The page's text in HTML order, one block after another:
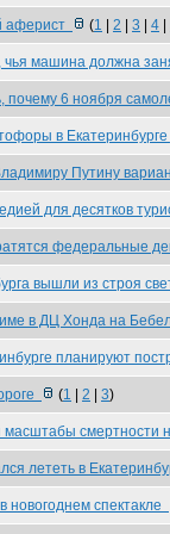
аферист (1 2 3 4
чья машина должна
6 ноября
в
Путину
для десятков
федеральные
вышли из строя
в ДЦ Хонда на
планируют
(1 2 3)
смертности
лететь в
новогоднем спектакле